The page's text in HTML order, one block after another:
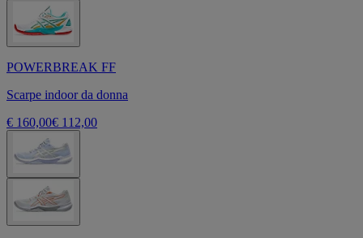
POWERBREAK FF
Scarpe indoor da donna
€ 160,00€ 112,00